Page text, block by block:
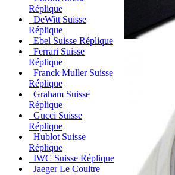
Réplique
DeWitt Suisse
Réplique
Ebel Suisse Réplique
Ferrari Suisse
Réplique
Franck Muller Suisse
Réplique
Graham Suisse
Réplique
Gucci Suisse
Réplique
Hublot Suisse
Réplique
IWC Suisse Réplique
Jaeger Le Coultre